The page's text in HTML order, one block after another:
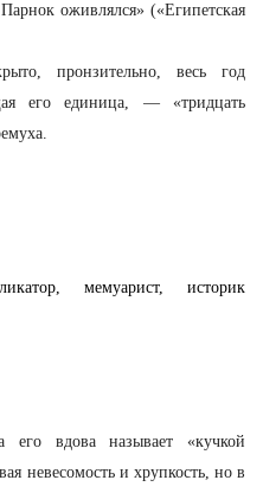
оживлялся» («Египетская
пронзительно, весь год
его единица, — «тридцать
мемуарист, историк
вдова называет «кучкой
невесомость и хрупкость, но в